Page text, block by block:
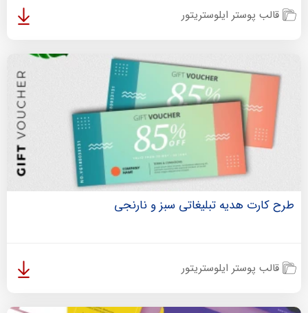
قالب پوستر ایلوستریتور
طرح کارت هدیه تبلیغاتی سبز و نارنجی
قالب پوستر ایلوستریتور